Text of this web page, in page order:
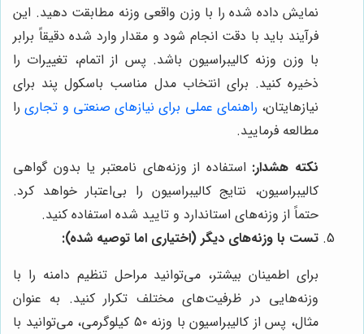
نمایش داده شده را با وزن واقعی وزنه مطابقت دهید. این
فرآیند باید با دقت انجام شود و مقدار وارد شده دقیقاً برابر
با وزن وزنه کالیبراسیون باشد. پس از اتمام، تغییرات را
ذخیره کنید. برای انتخاب مدل مناسب باسکول پند برای
نیازهایتان، راهنمای عملی برای نیازهای صنعتی و تجاریرا
مطالعه فرمایید.
نکته هشدار: استفاده از وزنه‌های نامعتبر یا بدون گواهی
کالیبراسیون، نتایج کالیبراسیون را بی‌اعتبار خواهد کرد.
حتماً از وزنه‌های استاندارد و تایید شده استفاده کنید.
تست با وزنه‌های دیگر (اختیاری اما توصیه شده):
برای اطمینان بیشتر، می‌توانید مراحل تنظیم دامنه را با
وزنه‌هایی در ظرفیت‌های مختلف تکرار کنید. به عنوان
مثال، پس از کالیبراسیون با وزنه ۵۰ کیلوگرمی، می‌توانید با